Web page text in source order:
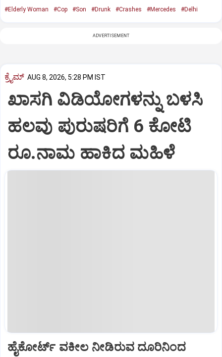
#Elderly Woman #Cop #Son #Drunk #Crashes #Mercedes #Delhi
ADVERTISEMENT
ಕ್ರೈಮ್ AUG 8, 2026, 5:28 PM IST
ಖಾಸಗಿ ವಿಡಿಯೋಗಳನ್ನು ಬಳಸಿ
ಹಲವು ಪುರುಷರಿಗೆ 6 ಕೋಟಿ
ರೂ.ನಾಮ ಹಾಕಿದ ಮಹಿಳೆ
ಹೈಕೋರ್ಟ್‌ ವಕೀಲ ನೀಡಿರುವ ದೂರಿನಿಂದ